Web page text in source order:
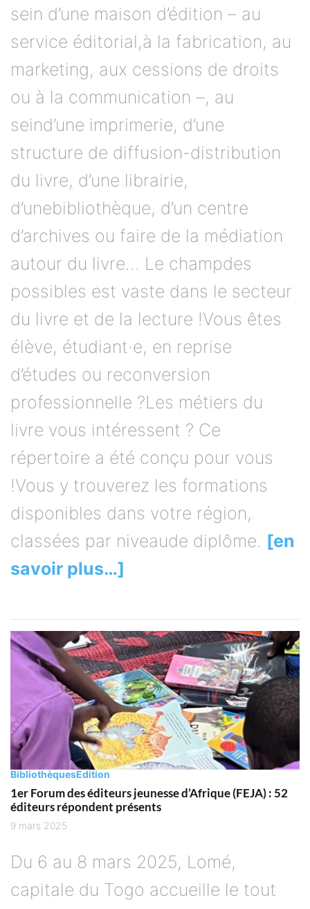
sein d’une maison d’édition – au
service éditorial,à la fabrication, au
marketing, aux cessions de droits
ou à la communication –, au
seind’une imprimerie, d’une
structure de diffusion-distribution
du livre, d’une librairie,
d’unebibliothèque, d’un centre
d’archives ou faire de la médiation
autour du livre… Le champdes
possibles est vaste dans le secteur
du livre et de la lecture !Vous êtes
élève, étudiant·e, en reprise
d’études ou reconversion
professionnelle ?Les métiers du
livre vous intéressent ? Ce
répertoire a été conçu pour vous
!Vous y trouverez les formations
disponibles dans votre région,
classées par niveaude diplôme. [en
savoir plus…]
BibliothèquesEdition
1er Forum des éditeurs jeunesse d’Afrique (FEJA) : 52
éditeurs répondent présents
9 mars 2025
Du 6 au 8 mars 2025, Lomé,
capitale du Togo accueille le tout